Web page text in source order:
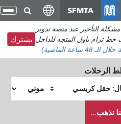
تبديل
التنقل
يشترك